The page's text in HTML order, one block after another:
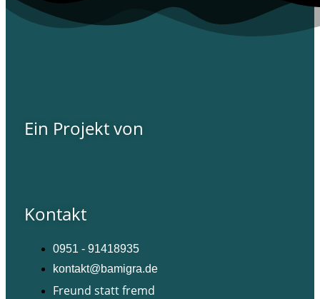
Ein Projekt von
Kontakt
0951 - 91418935
kontakt@bamigra.de
Freund statt fremd